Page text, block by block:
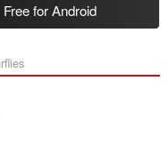
Free for Android